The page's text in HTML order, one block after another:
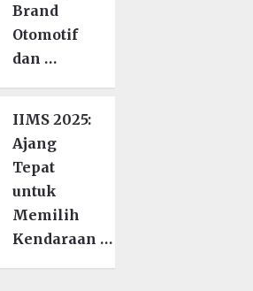
Brand
Otomotif
dan …
IIMS 2025:
Ajang
Tepat
untuk
Memilih
Kendaraan …